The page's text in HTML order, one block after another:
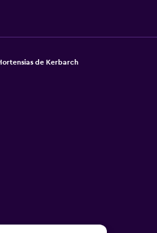
de Kerbarch